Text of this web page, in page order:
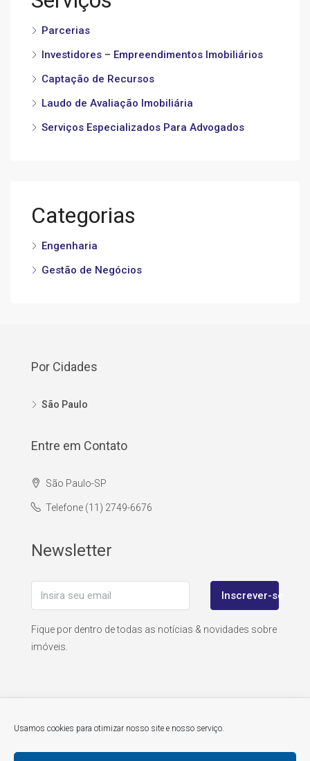
Usamos cookies para otimizar nosso site e nosso serviço.
Parcerias
Investidores – Empreendimentos Imobiliários
Captação de Recursos
Laudo de Avaliação Imobiliária
Serviços Especializados Para Advogados
Categorias
Engenharia
Gestão de Negócios
Por Cidades
São Paulo
Entre em Contato
São Paulo-SP
Telefone (11) 2749-6676
Newsletter
Inscrever-se
Fique por dentro de todas as notícias & novidades sobre
imóveis.